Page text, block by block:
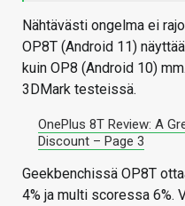
Nähtävästi ongelma ei
OP8T (Android 11)
kuin OP8 (Android 10)
3DMark testeissä.
OnePlus 8T Review: A
Discount – Page 3
Geekbenchissä OP8T
4% ja multi scoressa 6%.